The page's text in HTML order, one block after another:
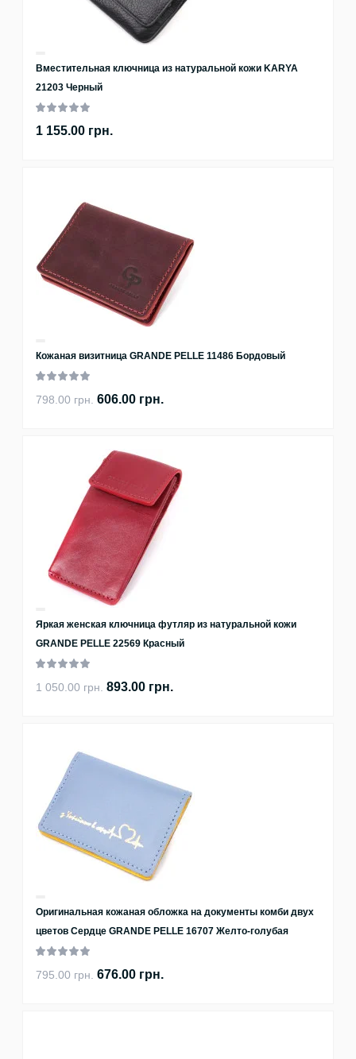
Вместительная ключница из натуральной кожи KARYA
21203 Черный
1 155.00 грн.
Кожаная визитница GRANDE PELLE 11486 Бордовый
798.00 грн. 606.00 грн.
Яркая женская ключница футляр из натуральной кожи
GRANDE PELLE 22569 Красный
1 050.00 грн. 893.00 грн.
Оригинальная кожаная обложка на документы комби двух
цветов Сердце GRANDE PELLE 16707 Желто-голубая
795.00 грн. 676.00 грн.